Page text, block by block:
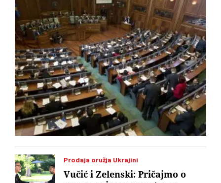
Prodaja oružja Ukrajini
Vučić i Zelenski: Pričajmo o